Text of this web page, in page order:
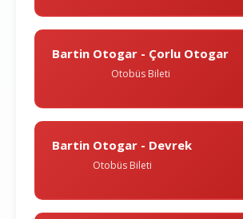
Bartin Otogar - Çorlu Otogar
Otobüs Bileti
Bartin Otogar - Devrek
Otobüs Bileti